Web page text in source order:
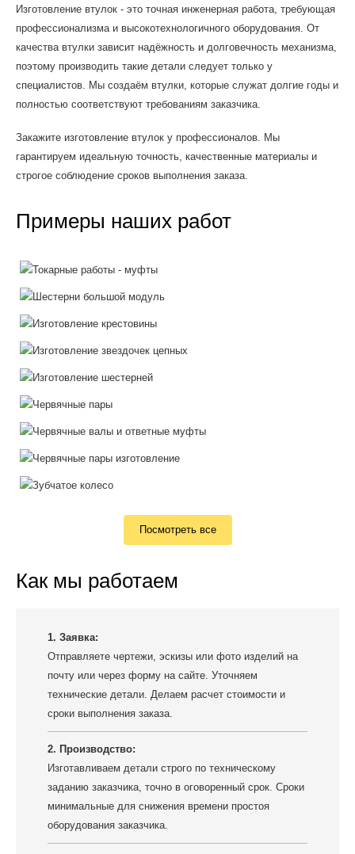
Изготовление втулок - это точная инженерная работа, требующая
профессионализма и высокотехнологичного оборудования. От
качества втулки зависит надёжность и долговечность механизма,
поэтому производить такие детали следует только у
специалистов. Мы создаём втулки, которые служат долгие годы и
полностью соответствуют требованиям заказчика.
Закажите изготовление втулок у профессионалов. Мы
гарантируем идеальную точность, качественные материалы и
строгое соблюдение сроков выполнения заказа.
Примеры наших работ
Посмотреть все
Как мы работаем
1. Заявка:
Отправляете чертежи, эскизы или фото изделий на
почту или через форму на сайте. Уточняем
технические детали. Делаем расчет стоимости и
сроки выполнения заказа.
2. Производство:
Изготавливаем детали строго по техническому
заданию заказчика, точно в оговоренный срок. Сроки
минимальные для снижения времени простоя
оборудования заказчика.